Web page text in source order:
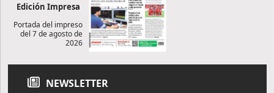
Edición Impresa
Portada del impreso
del 7 de agosto de
2026
NEWSLETTER